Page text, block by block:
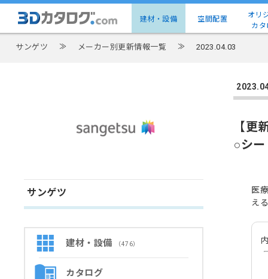
建材・設備 空間配置
オリ
カタ
サンゲツ ≫ メーカー別更新情報一覧 ≫ 2023.04.03
サンゲツ
建材・設備 （476）
カタログ
【更
○シ
医
え